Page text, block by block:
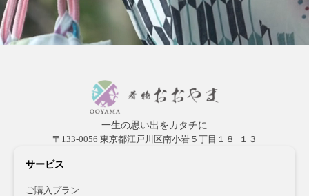
一生の思い出をカタチに
〒133-0056 東京都江戸川区南小岩５丁目１８−１３
サービス
ご購入プラン